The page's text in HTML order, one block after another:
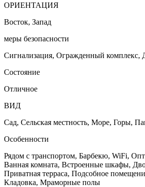
ОРИЕНТАЦИЯ
Восток, Запад
меры безопасности
Сигнализация, Огражденный комплекс,
Состояние
Отличное
ВИД
Сад, Сельская местность, Море, Горы,
Особенности
Рядом с транспортом, Барбекю, WiFi,
Ванная комната, Встроенные шкафы,
Приватная терраса, Подсобное
Кладовка, Мраморные полы